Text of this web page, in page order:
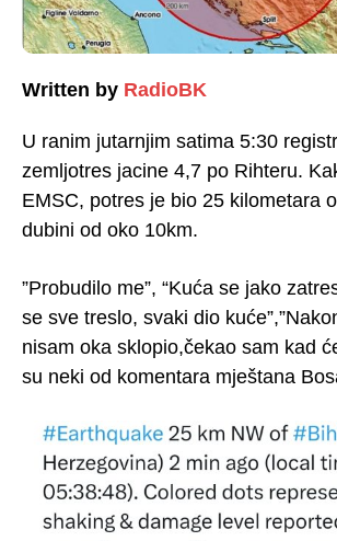
Written by RadioBK
U ranim jutarnjim satima 5:30
zemljotres jacine 4,7 po Rihteru.
EMSC, potres je bio 25 kilometara
dubini od oko 10km.
”Probudilo me”, “Kuća se jako
se sve treslo, svaki dio
nisam oka sklopio,čekao sam kad
su neki od komentara mještana